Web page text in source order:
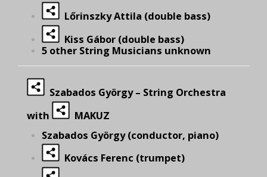
Lőrinszky Attila (double bass)
Kiss Gábor (double bass)
5 other String Musicians unknown
Szabados György – String Orchestra
with
MAKUZ
Szabados György (conductor, piano)
Kovács Ferenc (trumpet)